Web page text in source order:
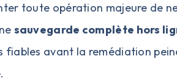
toute opération majeure de
sauvegarde complète hors
fiables avant la remédiation